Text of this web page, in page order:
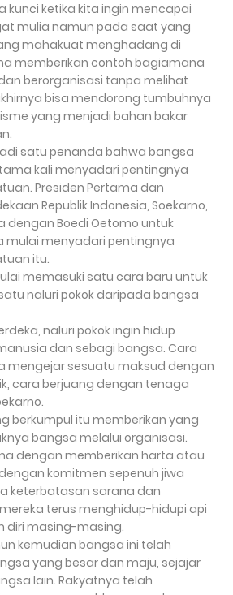
kunci ketika kita ingin mencapai
mulia namun pada saat yang
mahakuat menghadang di
memberikan contoh bagiamana
berorganisasi tanpa melihat
bisa mendorong tumbuhnya
yang menjadi bahan bakar
satu penanda bahwa bangsa
kali menyadari pentingnya
Presiden Pertama dan
Republik Indonesia, Soekarno,
Boedi Oetomo untuk
mulai menyadari pentingnya
itu.
memasuki satu cara baru untuk
naluri pokok daripada bangsa
naluri pokok ingin hidup
dan sebagi bangsa. Cara
mengejar sesuatu maksud dengan
cara berjuang dengan tenaga
berkumpul itu memberikan yang
bangsa melalui organisasi.
dengan memberikan harta atau
komitmen sepenuh jiwa
keterbatasan sarana dan
terus menghidup-hidupi api
diri masing-masing.
kemudian bangsa ini telah
yang besar dan maju, sejajar
lain. Rakyatnya telah